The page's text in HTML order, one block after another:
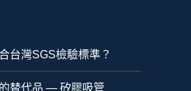
台灣SGS檢驗標準？
替代品 — 矽膠吸管